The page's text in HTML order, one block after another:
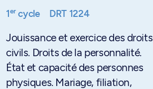
1ercycle DRT 1224
Jouissance et exercice des droits
civils. Droits de la personnalité.
État et capacité des personnes
physiques. Mariage, filiation,